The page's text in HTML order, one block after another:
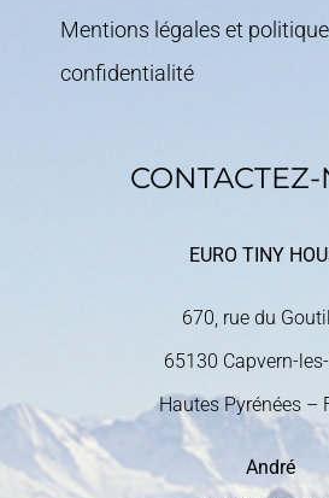
Mentions légales et
confidentialité
EURO TINY
670, rue du
65130 Capvern-
Hautes Pyrénées –
André